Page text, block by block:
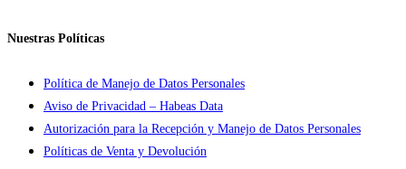
Nuestras Políticas
Política de Manejo de Datos Personales
Aviso de Privacidad – Habeas Data
Autorización para la Recepción y Manejo de Datos Personales
Políticas de Venta y Devolución